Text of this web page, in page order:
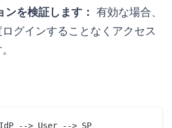
ンを検証します： 有効な場合、
グインすることなくアクセス